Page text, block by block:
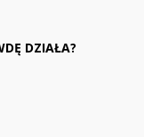
DZIAŁA?